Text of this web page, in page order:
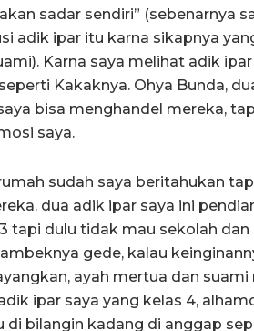
sadar sendiri” (sebenarnya
adik ipar itu karna sikapnya
Karna saya melihat adik ipar
Kakaknya. Ohya Bunda,
bisa menghandel mereka,
saya.
sudah saya beritahukan
dua adik ipar saya ini
tapi dulu tidak mau sekolah dan
gede, kalau
ayah mertua dan suami
ipar saya yang kelas 4,
bilangin kadang di anggap